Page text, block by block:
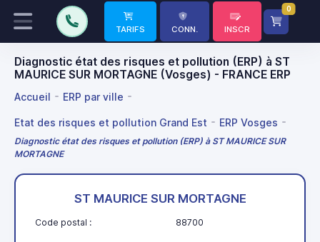
TARIFS CONN. INSCR
0
Diagnostic état des risques et pollution (ERP) à ST
MAURICE SUR MORTAGNE (Vosges) - FRANCE ERP
Accueil ERP par ville
Etat des risques et pollution Grand Est ERP Vosges
Diagnostic état des risques et pollution (ERP) à ST MAURICE SUR
MORTAGNE
ST MAURICE SUR MORTAGNE
Code postal : 88700